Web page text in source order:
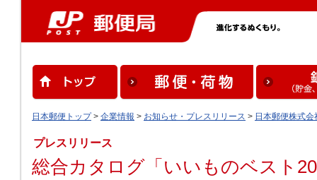
日本郵便トップ> 企業情報 > お知らせ・プレスリリース > 日本郵便株式
プレスリリース
総合カタログ「いいものベスト